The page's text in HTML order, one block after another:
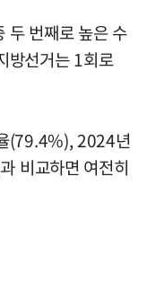
두 번째로 높은 수
방선거는 1회로
(79.4%), 2024년
비교하면 여전히